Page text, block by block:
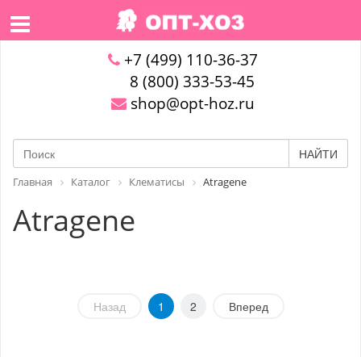
+7 (499) 110-36-37
8 (800) 333-53-45
shop@opt-hoz.ru
НАЙТИ
Главная Каталог Клематисы Atragene
Atragene
Назад 1 2 Вперед